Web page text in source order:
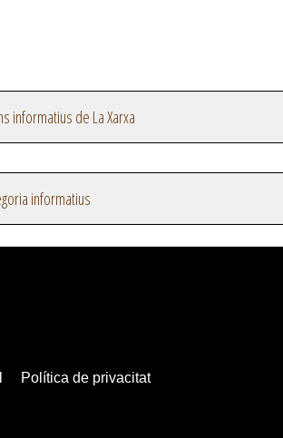
informatius de La Xarxa
informatius
Política de privacitat